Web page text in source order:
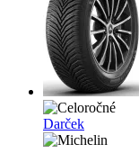
Darček